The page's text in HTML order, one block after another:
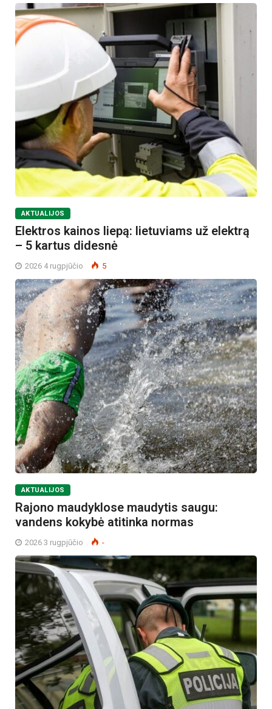
AKTUALIJOS
Elektros kainos liepą: lietuviams už elektrą
– 5 kartus didesnė
2026 4 rugpjūčio 5
AKTUALIJOS
Rajono maudyklose maudytis saugu:
vandens kokybė atitinka normas
2026 3 rugpjūčio -